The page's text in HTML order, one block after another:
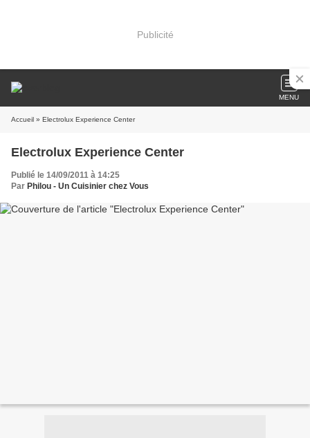
Publicité
MENU
Accueil » Electrolux Experience Center
Electrolux Experience Center
Publié le 14/09/2011 à 14:25
Par Philou - Un Cuisinier chez Vous